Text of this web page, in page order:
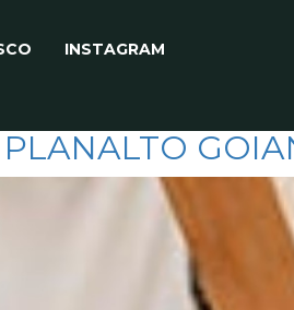
INSTAGRAM